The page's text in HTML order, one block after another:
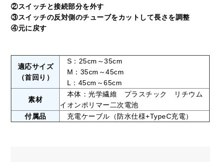
②スイッチと接続部分を外す
③スイッチの反対側のチューブをカットして長さを調整
④元に戻す
適応サイズ
（首回り）
S：25cm～35cm
M：35cm～45cm
L：45cm～65cm
素材
本体：光学繊維 プラスチック リチウム
イオンポリマー二次電池
付属品
充電ケーブル（防水仕様+TypeC充電）